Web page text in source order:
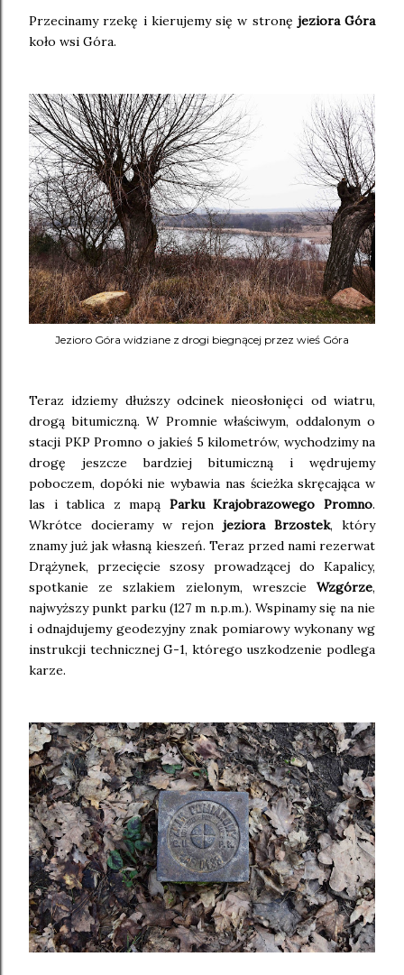
Przecinamy rzekę i kierujemy się w stronę jeziora Góra
koło wsi Góra.
Jezioro Góra widziane z drogi biegnącej przez wieś Góra
Teraz idziemy dłuższy odcinek nieosłonięci od wiatru,
drogą bitumiczną. W Promnie właściwym, oddalonym o
stacji PKP Promno o jakieś 5 kilometrów, wychodzimy na
drogę jeszcze bardziej bitumiczną i wędrujemy
poboczem, dopóki nie wybawia nas ścieżka skręcająca w
las i tablica z mapą Parku Krajobrazowego Promno.
Wkrótce docieramy w rejon jeziora Brzostek, który
znamy już jak własną kieszeń. Teraz przed nami rezerwat
Drążynek, przecięcie szosy prowadzącej do Kapalicy,
spotkanie ze szlakiem zielonym, wreszcie Wzgórze,
najwyższy punkt parku (127 m n.p.m.). Wspinamy się na nie
i odnajdujemy geodezyjny znak pomiarowy wykonany wg
instrukcji technicznej G-1, którego uszkodzenie podlega
karze.